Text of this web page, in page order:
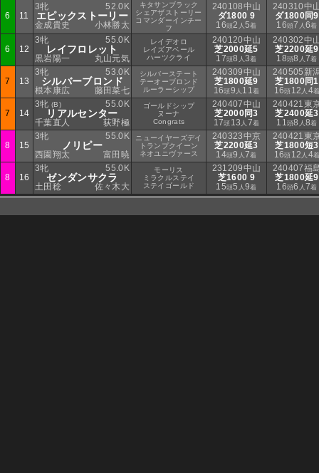
6 11
52.0K
3牝
エピックストーリー
金成貴史 小林勝太
キタサンブラック
シェアザストーリー
コマンダーインチー
フ
240108中山
ダ1800 9
16頭2 人5着
240310中
ダ1800同9
16頭7 人6着
6 12
55.0K
3牝
レイフロレット
黒岩陽一 丸山元気
レイデオロ
レイズアベール
ハーツクライ
240120中山
芝2000延5
17頭8 人3着
240302中
芝2200延9
18頭8 人 7着
7 13
53.0K
3牝
シルバーブロンド
根本康広 藤田菜七
シルバーステート
テーオーブロンド
ルーラーシップ
240309中山
芝1800延9
16頭9 人 11着
240505新
芝1800同1
16頭 12 人 4
7 14
55.0K
3牝 (B)
リアルセンター
千葉直人 荻野極
ゴールドシップ
ヌーナ
Congrats
240407中山
芝2000同3
17頭 13 人 7着
240421東
芝2400延3
11頭8 人8着
8 15
55.0K
3牝
ノリピー
西園翔太 富田暁
ニューイヤーズデイ
トランプクイーン
ネオユニヴァース
240323中京
芝2200延3
14頭9 人 7着
240421東
芝1800短3
16頭 12 人 4
8 16
55.0K
3牝
ゼンダンサクラ
土田稔 佐々木大
モーリス
ミラクルステイ
ステイゴールド
231209中山
芝1600 9
15頭5 人9着
240407福
芝1800延9
16頭6 人 7着